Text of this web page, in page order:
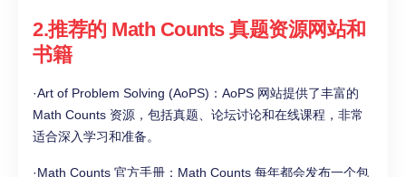
2.推荐的 Math Counts 真题资源网站和
书籍
·Art of Problem Solving (AoPS)：AoPS 网站提供了丰富的
Math Counts 资源，包括真题、论坛讨论和在线课程，非常
适合深入学习和准备。
·Math Counts 官方手册：Math Counts 每年都会发布一个包